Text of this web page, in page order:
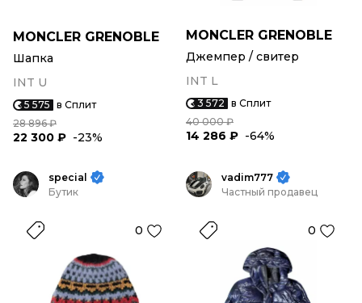
MONCLER GRENOBLE
Шапка
INT U
5 575 в Сплит
28 896 ₽
22 300 ₽ -23%
MONCLER GRENOBLE
Джемпер / свитер
INT L
3 572 в Сплит
40 000 ₽
14 286 ₽ -64%
special
Бутик
0
vadim777
Частный продавец
0